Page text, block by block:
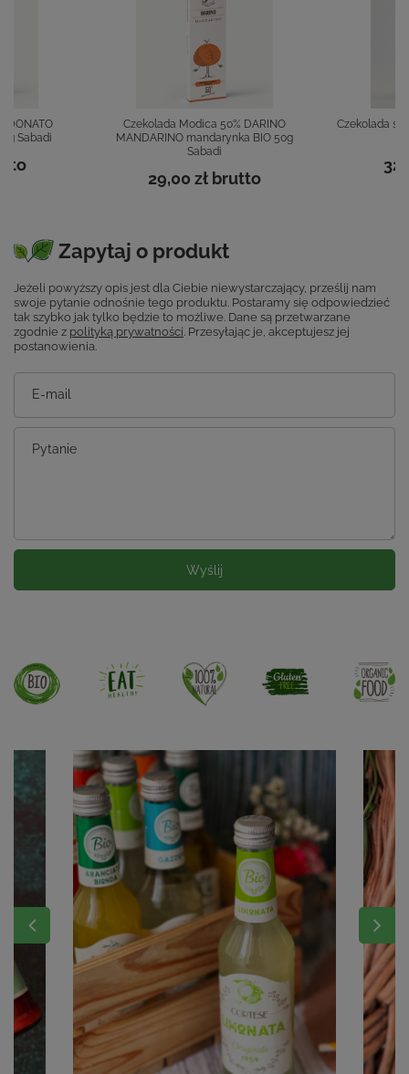
DONATO
Sabadi
Czekolada Modica 50% DARINO
MANDARINO mandarynka BIO 50g
Sabadi
29,00 zł brutto
Czekolada
Zapytaj o produkt
Jeżeli powyższy opis jest dla Ciebie niewystarczający, prześlij nam
swoje pytanie odnośnie tego produktu. Postaramy się odpowiedzieć
tak szybko jak tylko będzie to możliwe. Dane są przetwarzane
zgodnie z polityką prywatności. Przesyłając je, akceptujesz jej
postanowienia.
E-mail
Pytanie
Wyślij